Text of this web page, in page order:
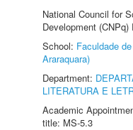
National Council for
Development
School: Faculdade
Araraquara)
Department:
LITERATURA E
Academic
title: MS-5.3